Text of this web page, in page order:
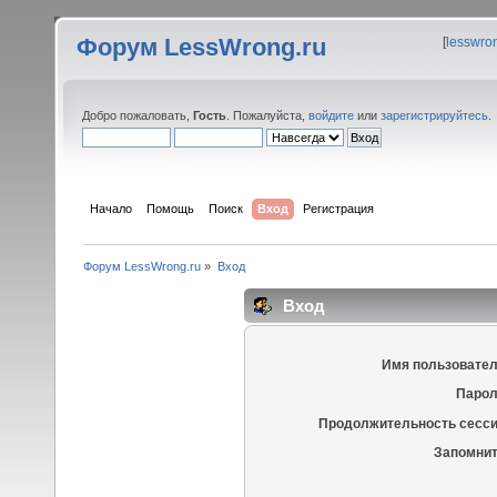
Форум LessWrong.ru [
Добро пожаловать, Гость . Пожалуйста, войдите или зарегистрируйтесь
Начало Помощь Поиск Вход Регистрация
Форум LessWrong.ru » Вход
Вход
Имя
Продолжительность